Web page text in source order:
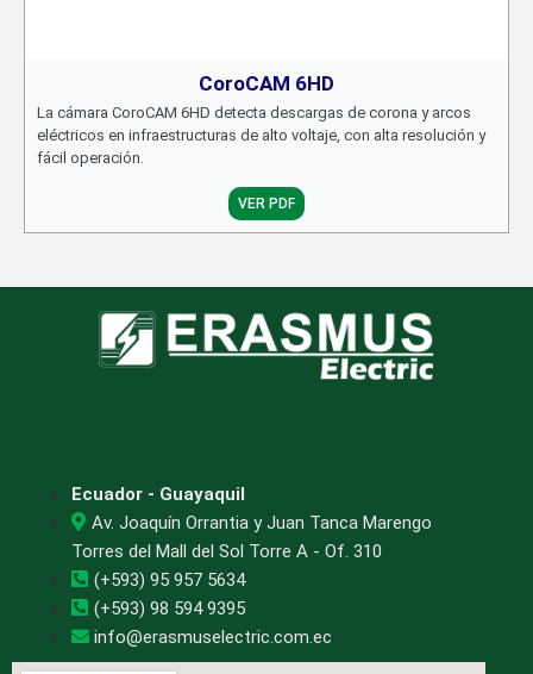
CoroCAM 6HD
La cámara CoroCAM 6HD detecta descargas de corona y arcos
eléctricos en infraestructuras de alto voltaje, con alta resolución y
fácil operación.
VER PDF
Ecuador - Guayaquil
Av. Joaquín Orrantia y Juan Tanca Marengo
Torres del Mall del Sol Torre A - Of. 310
(+593) 95 957 5634
(+593) 98 594 9395
info@erasmuselectric.com.ec